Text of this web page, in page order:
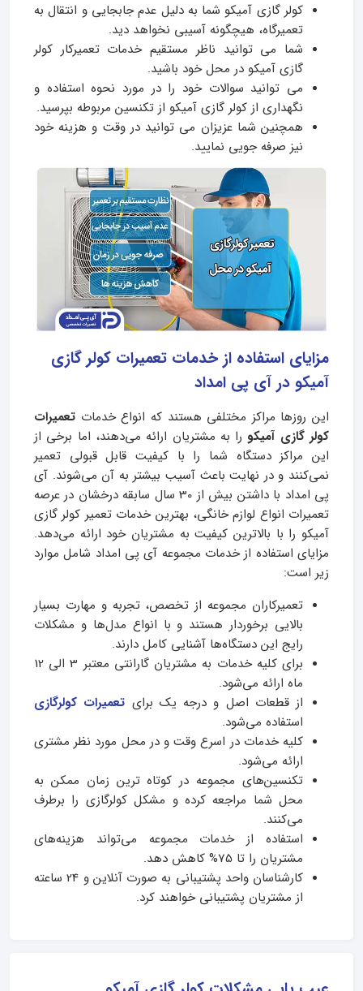
کولر گازی آمیکو شما به دلیل عدم جابجایی و انتقال به
تعمیرگاه، هیچگونه آسیبی نخواهد دید.
شما می توانید ناظر مستقیم خدمات تعمیرکار کولر
گازی آمیکو در محل خود باشید.
می توانید سوالات خود را در مورد نحوه استفاده و
نگهداری از کولر گازی آمیکو از تکنسین مربوطه بپرسید.
همچنین شما عزیزان می توانید در وقت و هزینه خود
نیز صرفه جویی نمایید.
مزایای استفاده از خدمات تعمیرات کولر گازی
آمیکو در آی پی امداد
این روزها مراکز مختلفی هستند که انواع خدمات تعمیرات
کولر گازی آمیکورا به مشتریان ارائه می‌دهند، اما برخی از
این مراکز دستگاه شما را با کیفیت قابل قبولی تعمیر
نمی‌کنند و در نهایت باعث آسیب بیشتر به آن می‌شوند. آی
پی امداد با داشتن بیش از 30 سال سابقه درخشان در عرصه
تعمیرات انواع لوازم خانگی، بهترین خدمات تعمیر کولر گازی
آمیکو را با بالاترین کیفیت به مشتریان خود ارائه می‌دهد.
مزایای استفاده از خدمات مجموعه آی پی امداد شامل موارد
زیر است:
تعمیرکاران مجموعه از تخصص، تجربه و مهارت بسیار
بالایی برخوردار هستند و با انواع مدل‌ها و مشکلات
رایج این دستگاه‌ها آشنایی کامل دارند.
برای کلیه خدمات به مشتریان گارانتی معتبر 3 الی 12
ماه ارائه می‌شود.
از قطعات اصل و درجه یک برای تعمیرات کولرگازی
استفاده می‌شود.
کلیه خدمات در اسرع وقت و در محل مورد نظر مشتری
ارائه می‌شود.
تکنسین‌های مجموعه در کوتاه‌ ترین زمان ممکن به
محل شما مراجعه کرده و مشکل کولرگازی‌ را برطرف
می‌کنند.
استفاده از خدمات مجموعه می‌تواند هزینه‌های
مشتریان را تا 75% کاهش دهد.
کارشناسان واحد پشتیبانی به صورت آنلاین و 24 ساعته
از مشتریان پشتیبانی خواهند کرد.